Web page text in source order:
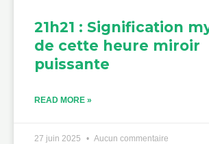
21h21 : Signification
de cette heure miroir
puissante
READ MORE »
27 juin 2025 Aucun commentaire